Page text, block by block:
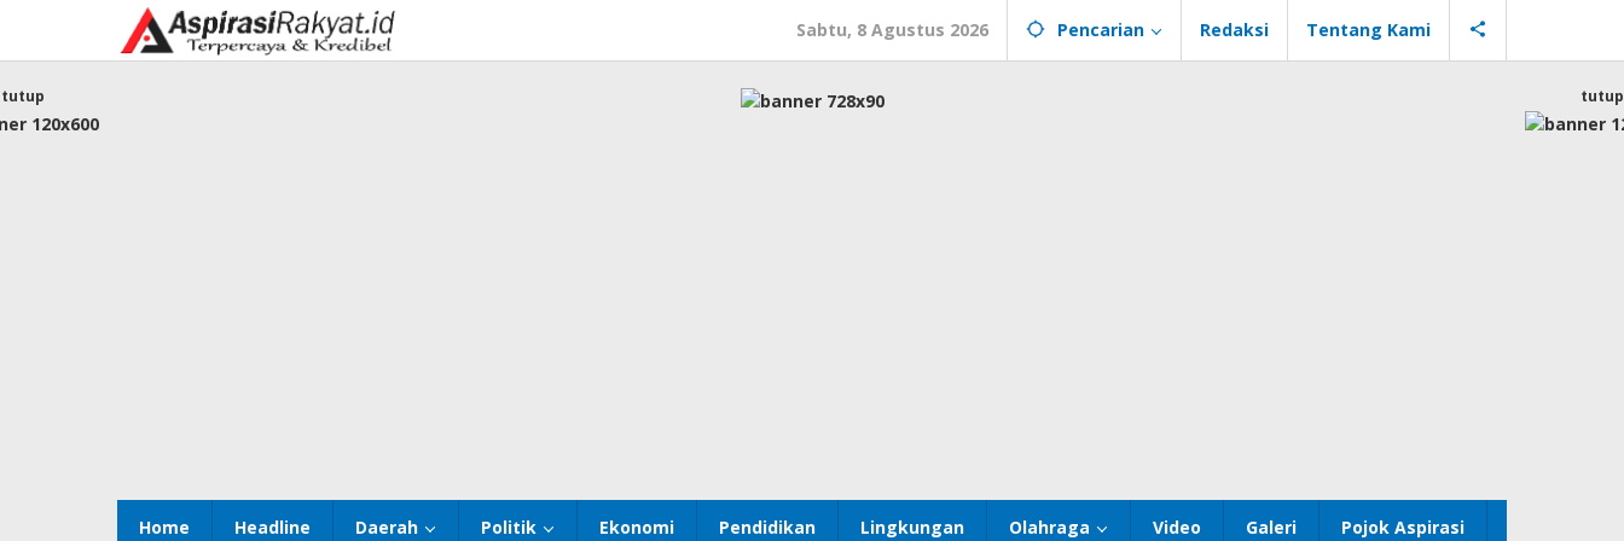
konten
Sabtu, 8 Agustus 2026 Pencarian Redaksi Tentang Kami
Home Headline Daerah Politik Ekonomi Pendidikan Lingkungan Olahraga Video Galeri Pojok Aspirasi
tutup tutup